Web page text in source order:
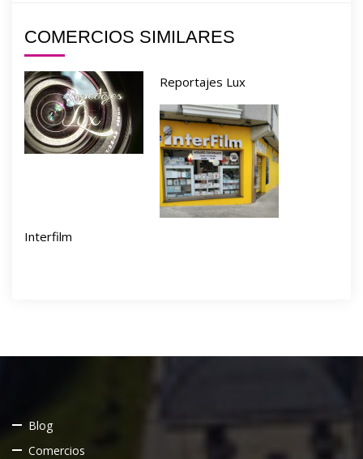
COMERCIOS SIMILARES
Reportajes Lux
Interfilm
Blog
Comercios